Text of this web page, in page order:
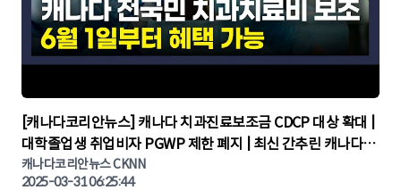
▶
[캐나다코리안뉴스] 캐나다 치과진료보조금 CDCP 대상 확대 |
대학졸업생 취업비자 PGWP 제한 폐지 | 최신 간추린 캐나다뉴
스 | CKNNEWS | 캐나다뉴스 | 토론토뉴스
캐나다코리안뉴스 CKNN
2025-03-31 06:25:44